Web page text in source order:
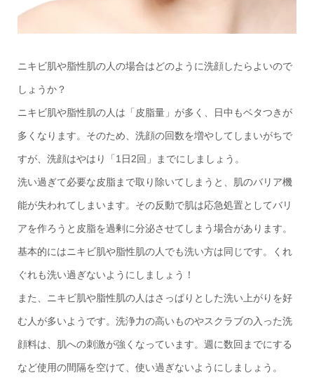
ニキビ肌や脂性肌の人の場合はどのように洗顔したらよいので
しょうか？
ニキビ肌や脂性肌の人は「皮脂量」が多く、日中もベタつきが
多くなります。そのため、洗顔の回数を増やしてしまいがちで
すが、洗顔はやはり「1日2回」までにしましょう。
洗い過ぎて必要な皮脂まで取り除いてしまうと、肌のバリア機
能が失われてしまいます。その反動で肌は応急処置としてバリ
アを作ろうと皮脂を過剰に分泌させてしまう場合があります。
基本的にはニキビ肌や脂性肌の人でも洗い方は同じです。くれ
ぐれも洗い過ぎないようにしましょう！
また、ニキビ肌や脂性肌の人はさっぱりとした洗い上がりを好
む人が多いようです。洗浄力の高いものやスクラブの入った洗
顔料は、肌への刺激が強くなっています。週に数回までにする
など使用の間隔を空けて、使い過ぎないようにしましょう。